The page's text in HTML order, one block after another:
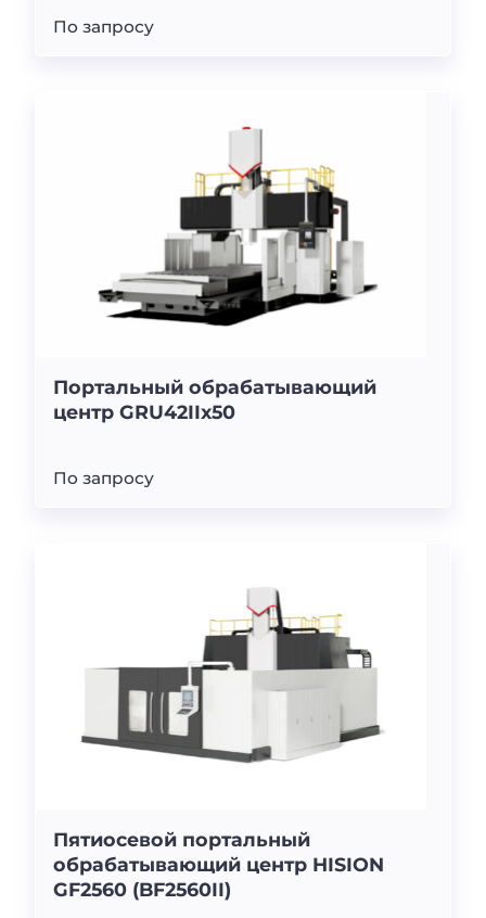
По запросу
Портальный обрабатывающий
центр GRU42IIx50
По запросу
Пятиосевой портальный
обрабатывающий центр HISION
GF2560 (BF2560II)